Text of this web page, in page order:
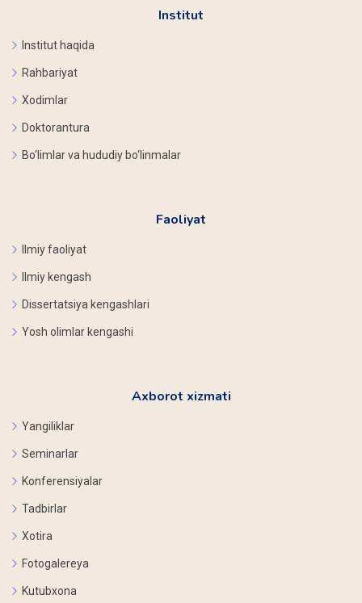
Institut
Institut haqida
Rahbariyat
Xodimlar
Doktorantura
Bo‘limlar va hududiy bo‘linmalar
Faoliyat
Ilmiy faoliyat
Ilmiy kengash
Dissertatsiya kengashlari
Yosh olimlar kengashi
Axborot xizmati
Yangiliklar
Seminarlar
Konferensiyalar
Tadbirlar
Xotira
Fotogalereya
Kutubxona